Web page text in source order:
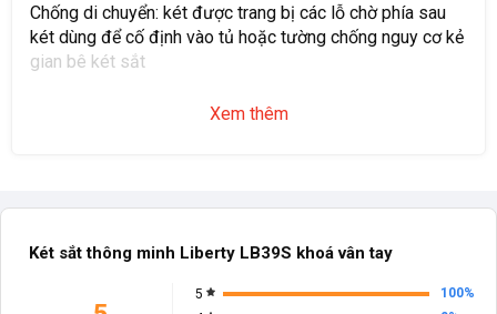
Chống di chuyển: két được trang bị các lỗ chờ phía sau
két dùng để cố định vào tủ hoặc tường chống nguy cơ kẻ
gian bê két sắt
Xem thêm
Két sắt thông minh Liberty LB39S khoá vân tay
5
100%